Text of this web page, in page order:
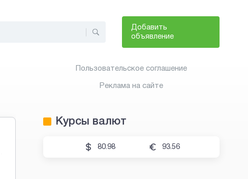
Добавить
объявление
Пользовательское соглашение
Реклама на сайте
Курсы валют
80.98 93.56